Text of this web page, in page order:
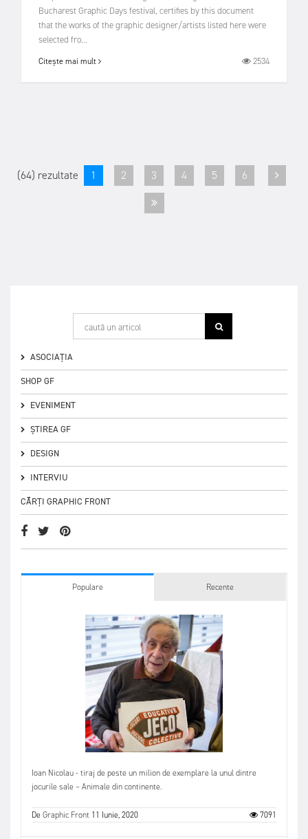
Bucharest Graphic Days festival, certifies by this document
that the works of the graphic designer/artists listed here were
selected fro...
Citește mai mult 2534
(64) rezultate 1 2 3 4 5 6
ASOCIAȚIA
SHOP GF
EVENIMENT
ȘTIREA GF
DESIGN
INTERVIU
CĂRȚI GRAPHIC FRONT
Populare Recente
Ioan Nicolau - tiraj de peste un milion de exemplare la unul dintre
jocurile sale – Animale din continente.
DeGraphic Front 11 Iunie, 2020 7091